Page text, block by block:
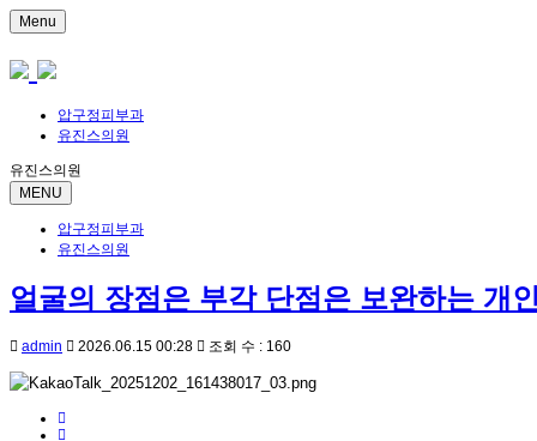
Menu
압구정피부과
유진스의원
유진스의원
MENU
압구정피부과
유진스의원
얼굴의 장점은 부각 단점은 보완하는 개
admin 2026.06.15 00:28 조회 수 : 160